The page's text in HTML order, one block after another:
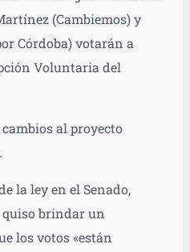
(Cambiemos) y
Córdoba) votarán a
Voluntaria del
al proyecto
la ley en el Senado,
quiso brindar un
los votos «están